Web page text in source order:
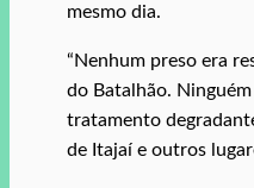
mesmo dia.
“Nenhum preso era
do Batalhão.
tratamento
de Itajaí e outros